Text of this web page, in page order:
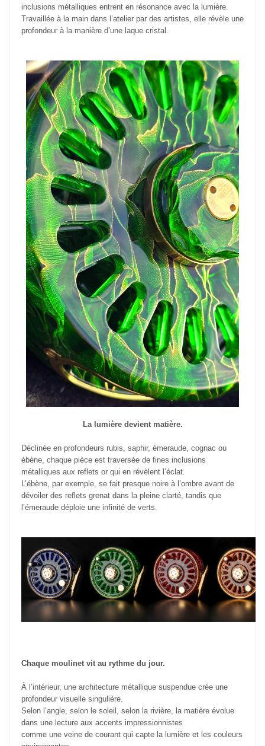
inclusions métalliques entrent en résonance avec la lumière.
Travaillée à la main dans l’atelier par des artistes, elle révèle une
profondeur à la manière d’une laque cristal.
La lumière devient matière.
Déclinée en profondeurs rubis, saphir, émeraude, cognac ou
ébène, chaque pièce est traversée de fines inclusions
métalliques aux reflets or qui en révèlent l’éclat.
L’ébène, par exemple, se fait presque noire à l’ombre avant de
dévoiler des reflets grenat dans la pleine clarté, tandis que
l’émeraude déploie une infinité de verts.
Chaque moulinet vit au rythme du jour.
À l’intérieur, une architecture métallique suspendue crée une
profondeur visuelle singulière.
Selon l’angle, selon le soleil, selon la rivière, la matière évolue
dans une lecture aux accents impressionnistes
comme une veine de courant qui capte la lumière et les couleurs